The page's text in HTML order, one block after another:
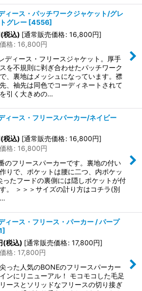
ィース・パッチワークジャケット/グレ
グレー [4556]
(税込) [通常販売価格: 16,800円]
格: 16,800円
ディース・フリースジャケット。厚手
を不規則に剥ぎ合わせたパッチワーク
、裏地はメッシュになっています。襟
、袖先は同色でコーディネートされて
引く大きめの…
ィース・フリースパーカー/ネイビー
(税込) [通常販売価格: 16,800円]
格: 16,800円
のフリースパーカーです。裏地の付い
りで、ポケットは腰に二つ、内ポケッ
ったフードの裏側には隠しポケットが付
。 ＞＞＞サイズの計り方はコチラ(別
ィース・フリース・パーカー / パープ
]
(税込) [通常販売価格: 17,800円]
格: 17,800円
った人気のBONEのフリースパーカー
ンにリニューアル！ モコモコした毛足
ースとソリッドなフリースの切り接ぎ